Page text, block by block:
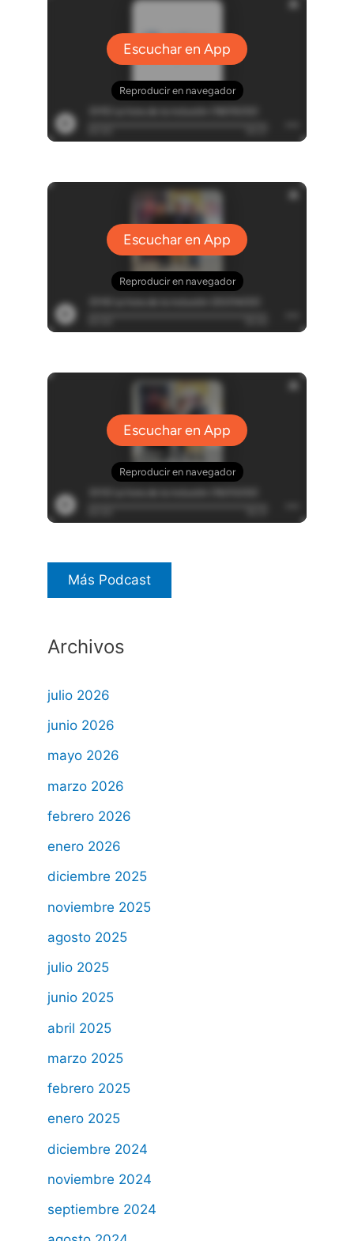
Más Podcast
Archivos
julio 2026
junio 2026
mayo 2026
marzo 2026
febrero 2026
enero 2026
diciembre 2025
noviembre 2025
agosto 2025
julio 2025
junio 2025
abril 2025
marzo 2025
febrero 2025
enero 2025
diciembre 2024
noviembre 2024
septiembre 2024